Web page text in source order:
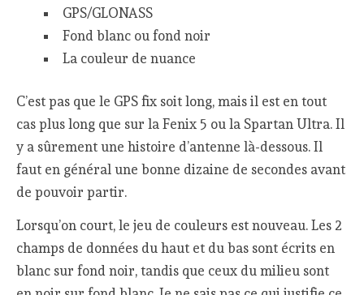
GPS/GLONASS
Fond blanc ou fond noir
La couleur de nuance
C’est pas que le GPS fix soit long, mais il est en tout
cas plus long que sur la Fenix 5 ou la Spartan Ultra. Il
y a sûrement une histoire d’antenne là-dessous. Il
faut en général une bonne dizaine de secondes avant
de pouvoir partir.
Lorsqu’on court, le jeu de couleurs est nouveau. Les 2
champs de données du haut et du bas sont écrits en
blanc sur fond noir, tandis que ceux du milieu sont